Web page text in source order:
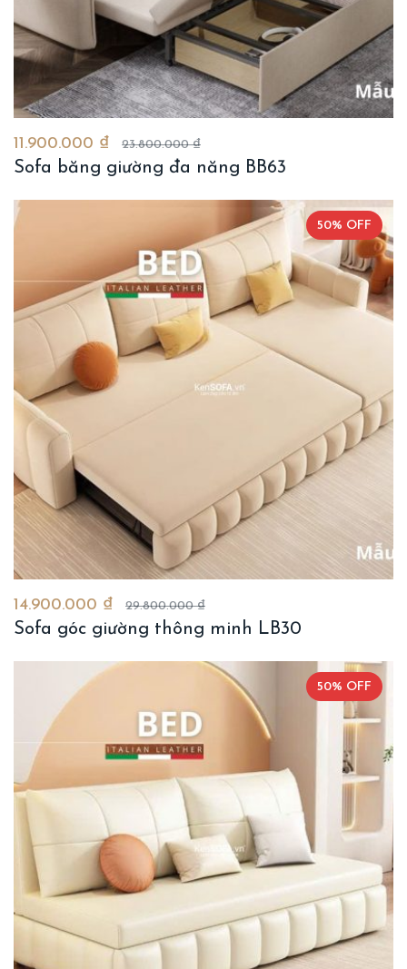
11.900.000 ₫ 23.800.000 ₫
Sofa băng giường đa năng BB63
50% OFF
14.900.000 ₫ 29.800.000 ₫
Sofa góc giường thông minh LB30
50% OFF